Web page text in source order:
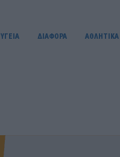
ΥΓΕΙΑ ΔΙΑΦΟΡΑ ΑΘΛΗΤΙΚΑ